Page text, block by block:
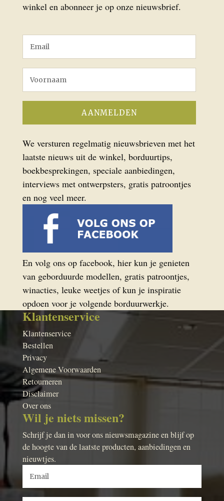
winkel en abonneer je op onze nieuwsbrief.
We versturen regelmatig nieuwsbrieven met het
laatste nieuws uit de winkel, borduurtips,
boekbesprekingen, speciale aanbiedingen,
interviews met ontwerpsters, gratis patroontjes
en nog veel meer.
En volg ons op facebook, hier kun je genieten
van geborduurde modellen, gratis patroontjes,
winacties, leuke weetjes of kun je inspiratie
opdoen voor je volgende borduurwerkje.
Klantenservice
Klantenservice
Bestellen
Privacy
Algemene Voorwaarden
Retourneren
Disclaimer
Over ons
Wil je niets missen?
Schrijf je dan in voor ons nieuwsmagazine en blijf op
de hoogte van de laatste producten, aanbiedingen en
nieuwtjes.